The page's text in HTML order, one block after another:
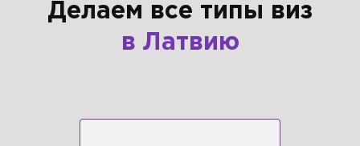
Делаем все типы виз
в Латвию